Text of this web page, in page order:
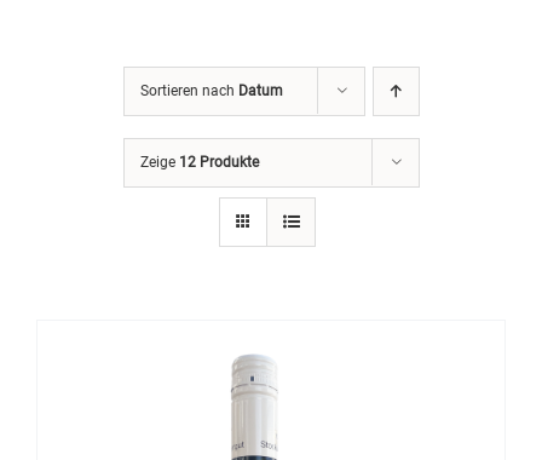
Sortieren nach Datum
Zeige 12 Produkte